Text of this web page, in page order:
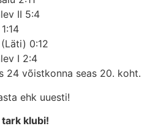
II 5:4
0:12
I 2:4
24 võistkonna seas 20. koht.
ehk uuesti!
klubi!